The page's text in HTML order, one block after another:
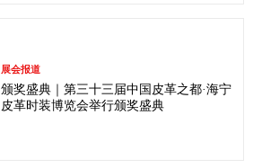
展会报道
颁奖盛典｜第三十三届中国皮革之都·海宁
皮革时装博览会举行颁奖盛典